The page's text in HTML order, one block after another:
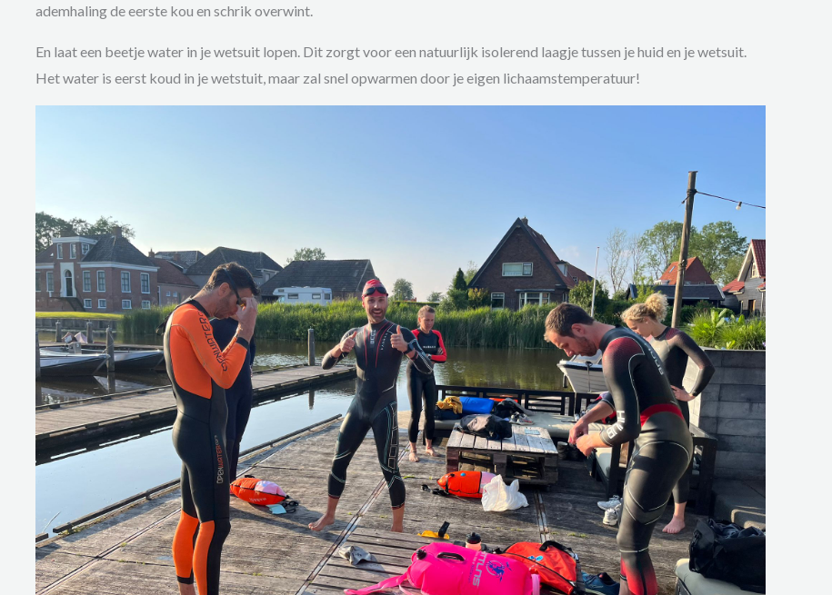
ademhaling de eerste kou en schrik overwint.
En laat een beetje water in je wetsuit lopen. Dit zorgt voor een natuurlijk isolerend laagje tussen je huid en je wetsuit.
Het water is eerst koud in je wetstuit, maar zal snel opwarmen door je eigen lichaamstemperatuur!